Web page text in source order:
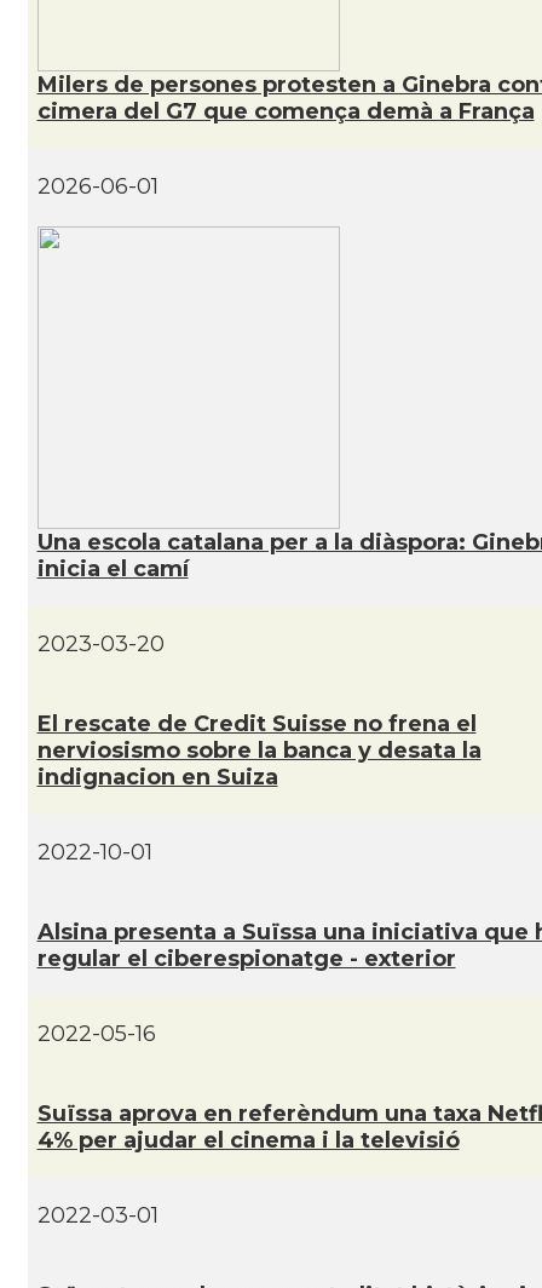
Milers de persones protesten a Ginebra
cimera del G7 que comença demà a França
2026-06-01
Una escola catalana per a la diàspora:
inicia el camí
2023-03-20
El rescate de Credit Suisse no frena el
nerviosismo sobre la banca y desata la
indignacion en Suiza
2022-10-01
Alsina presenta a Suïssa una iniciativa que
regular el ciberespionatge - exterior
2022-05-16
Suïssa aprova en referèndum una taxa
4% per ajudar el cinema i la televisió
2022-03-01